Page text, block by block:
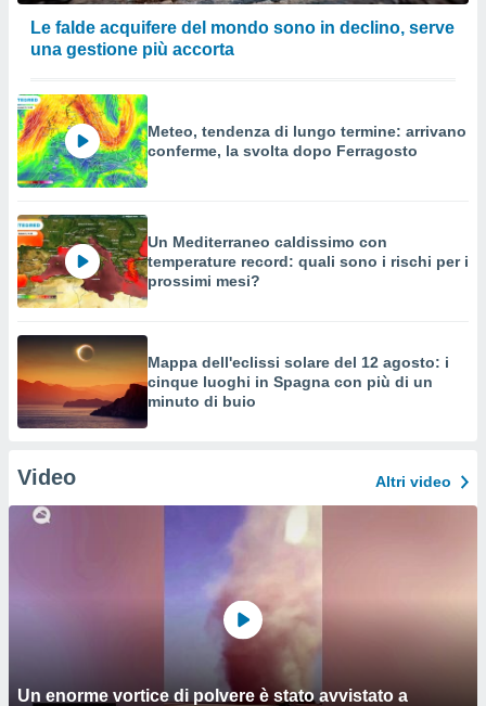
Le falde acquifere del mondo sono in declino, serve
una gestione più accorta
Meteo, tendenza di lungo termine: arrivano
conferme, la svolta dopo Ferragosto
Un Mediterraneo caldissimo con
temperature record: quali sono i rischi per i
prossimi mesi?
Mappa dell'eclissi solare del 12 agosto: i
cinque luoghi in Spagna con più di un
minuto di buio
Video Altri video
Un enorme vortice di polvere è stato avvistato a